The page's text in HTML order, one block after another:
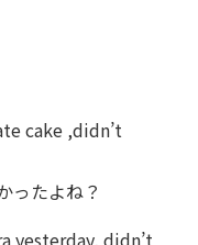
cake ,didn’t
ったよね？
yesterday, didn’t